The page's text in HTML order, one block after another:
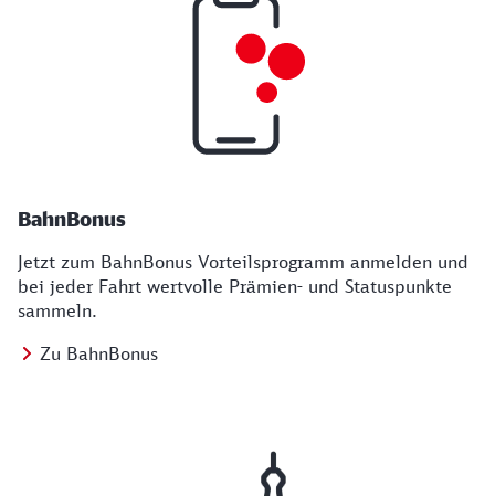
BahnBonus
Jetzt zum BahnBonus Vorteilsprogramm anmelden und
bei jeder Fahrt wertvolle Prämien- und Statuspunkte
sammeln.
Zu BahnBonus